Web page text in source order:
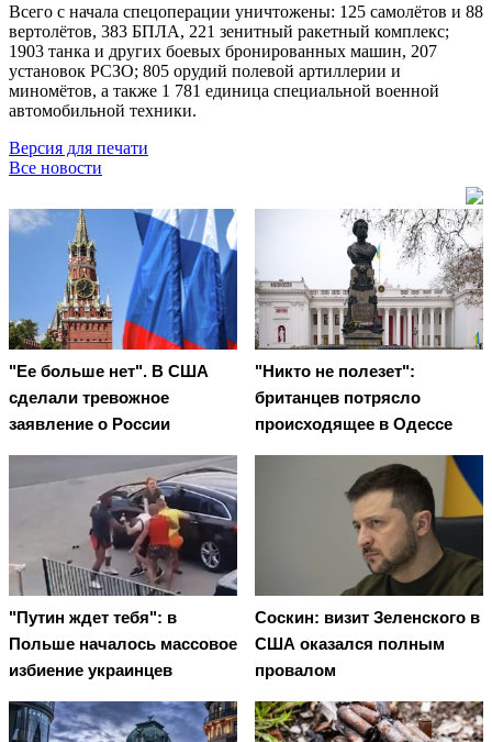
Всего с начала спецоперации уничтожены: 125 самолётов и 88
вертолётов, 383 БПЛА, 221 зенитный ракетный комплекс;
1903 танка и других боевых бронированных машин, 207
установок РСЗО; 805 орудий полевой артиллерии и
миномётов, а также 1 781 единица специальной военной
автомобильной техники.
Версия для печати
Все новости
"Ее больше нет". В США
сделали тревожное
заявление о России
"Никто не полезет":
британцев потрясло
происходящее в Одессе
"Путин ждет тебя": в
Польше началось массовое
избиение украинцев
Соскин: визит Зеленского в
США оказался полным
провалом